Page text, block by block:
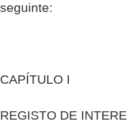
seguinte:
CAPÍTULO I
REGISTO DE